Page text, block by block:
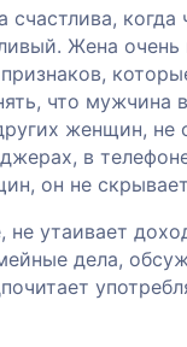
Жена очень
что мужчина
женщин, не
в
он не
утаивает
дела,